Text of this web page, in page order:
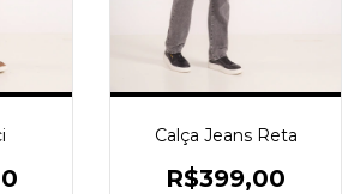
Calça Jeans Reta
R$399,00